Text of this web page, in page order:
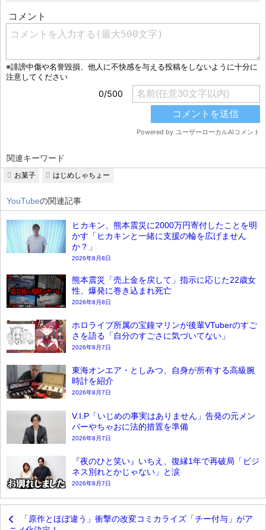
関連キーワード
お菓子 はじめしゃちょー
YouTubeの関連記事
ヒカキン、熊本震災に2000万円寄付したことを明
かす「ヒカキンと一緒に支援の輪を広げません
か？」
2026年8月8日
熊本震災「売上金を戻して」指示に応じた22歳女
性、爆発に巻き込まれ死亡
2026年8月8日
ホロライブ所属の宝鐘マリンが後輩VTuberのすご
さを語る「自分のすごさに気づいてない」
2026年8月7日
東海オンエア・としみつ、自身が所有する高級腕
時計を紹介
2026年8月7日
V.I.P「いじめの事実はありません」告発の元メン
バーやちゃおに法的措置を準備
2026年8月7日
『夜のひと笑い』いちえ、復縁1年で再破局「ビジ
ネス別れとかじゃない」と涙
2026年8月7日
「原作とほぼ違う」衝撃の改変コミカライズ「チー付与」がア